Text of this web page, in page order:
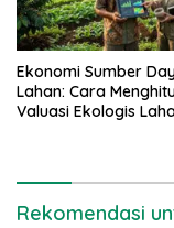
Ekonomi Sumber
Lahan: Cara
Valuasi Ekologis
Rekomendasi